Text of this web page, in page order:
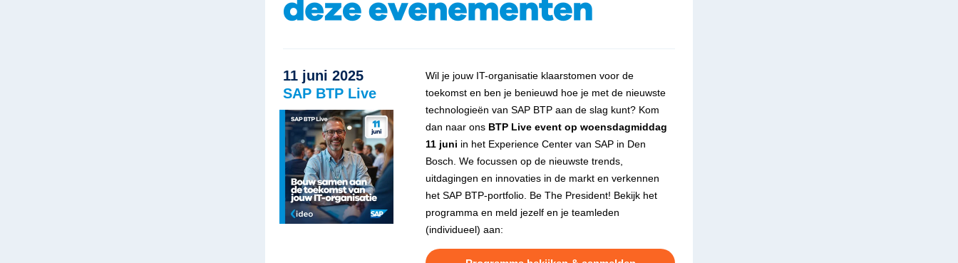
11 juni 2025
SAP BTP Live
Wil je jouw IT-organisatie klaarstomen voor de
toekomst en ben je benieuwd hoe je met de nieuwste
technologieën van SAP BTP aan de slag kunt? Kom
dan naar ons BTP Live event op woensdagmiddag
11 juni in het Experience Center van SAP in Den
Bosch. We focussen op de nieuwste trends,
uitdagingen en innovaties in de markt en verkennen
het SAP BTP-portfolio. Be The President! Bekijk het
programma en meld jezelf en je teamleden
(individueel) aan: